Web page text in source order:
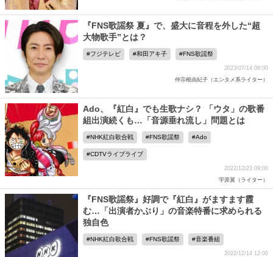
『FNS歌謡祭 夏』で、盛大に音程を外した“超
大物歌手”とは？
フジテレビ 和田アキ子 FNS歌謡祭
2023/07/14 08:00
仲宗根由紀子（エンタメ系ライター）
Ado、『紅白』でも生歌ナシ？ 「ウタ」の歌番
組出演続くも…「音源垂れ流し」問題とは
NHK紅白歌合戦 FNS歌謡祭 Ado
CDTVライブライブ
2022/12/23 09:00
宇原翼（ライター）
『FNS歌謡祭』好調で『紅白』がますます霞
む…「出演者かぶり」の音楽特番に求められる
独自色
NHK紅白歌合戦 FNS歌謡祭 音楽番組
2022/12/14 12:00